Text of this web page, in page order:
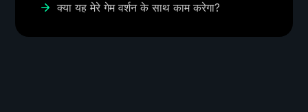
क्या यह मेरे गेम वर्शन के साथ काम करेगा?